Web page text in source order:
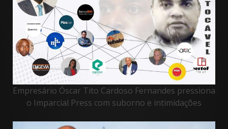
Empresário Óscar Tito Cardoso Fernandes pressiona
o Imparcial Press com suborno e intimidações